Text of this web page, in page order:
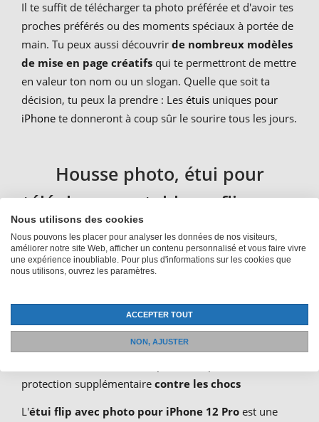
Il te suffit de télécharger ta photo préférée et d'avoir tes
proches préférés ou des moments spéciaux à portée de
main. Tu peux aussi découvrir de nombreux modèles
de mise en page créatifs qui te permettront de mettre
en valeur ton nom ou un slogan. Quelle que soit ta
décision, tu peux la prendre : Les étuis uniques pour
iPhone te donneront à coup sûr le sourire tous les jours.
Housse photo, étui pour
téléphone portable ou flipcase :
nos étuis pour iPhone 12 Pro
Si tu souhaitescréer toi-même
entre différentes coques photo chez nous. Outre l'étui
universel pour téléphone portable, l'étui rigide en
plastique est un véritable classique. Le dos renforcé en
protection supplémentaire contre les chocs
L'étui flip avec photo pour iPhone 12 Pro est une
Nous utilisons des cookies
Nous pouvons les placer pour analyser les données de nos visiteurs,
améliorer notre site Web, afficher un contenu personnalisé et vous faire vivre
une expérience inoubliable. Pour plus d'informations sur les cookies que
nous utilisons, ouvrez les paramètres.
ACCEPTER TOUT
NON, AJUSTER